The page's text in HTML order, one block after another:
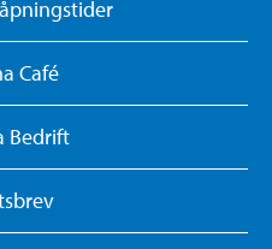
Café
Bedrift